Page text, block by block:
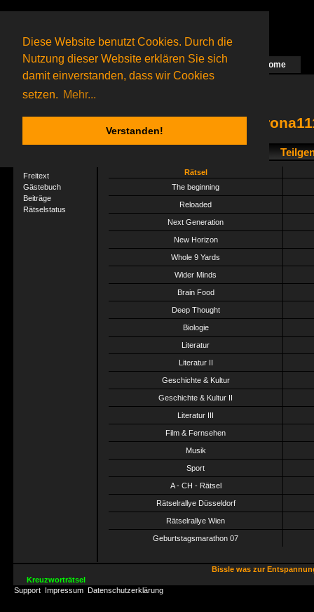
Diese Website benutzt Cookies. Durch die
Nutzung dieser Website erklären Sie sich
damit einverstanden, dass wir Cookies
setzen. Mehr...
Verstanden!
Das nächste Rätsel ist in Arbeit Home
22 Gagolganeronline(0 registrierte und 22 Gäste)
Gagolganer:
9732Rätsel online:
Freitext
Gästebuch
Beiträge
Rätselstatus
Rätsel
The beginning
Reloaded
Next Generation
New Horizon
Whole 9 Yards
Wider Minds
Brain Food
Deep Thought
Biologie
Literatur
Literatur II
Geschichte & Kultur
Geschichte & Kultur II
Literatur III
Film & Fernsehen
Musik
Sport
A - CH - Rätsel
Rätselrallye Düsseldorf
Rätselrallye Wien
Geburtstagsmarathon 07
Bissle was zur
Kreuzworträtsel
Support Impressum Datenschutzerklärung